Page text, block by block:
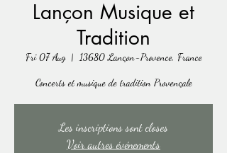
Lançon Musique et
Tradition
Fri 07 Aug
  |
13680 Lançon-Provence, France
Concerts et musique de tradition Provençale
Les inscriptions sont closes
Voir autres événements